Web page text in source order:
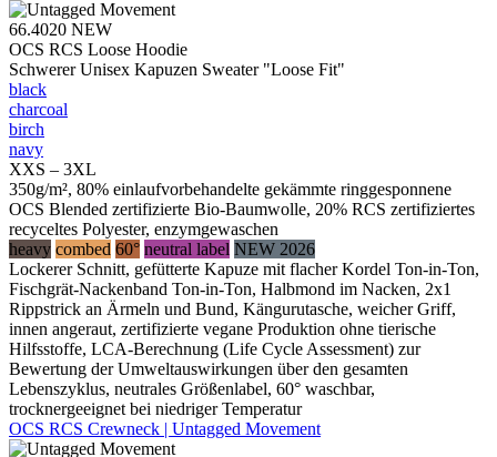
66.4020 NEW
OCS RCS Loose Hoodie
Schwerer Unisex Kapuzen Sweater "Loose Fit"
black
charcoal
birch
navy
XXS – 3XL
350g/m², 80% einlaufvorbehandelte gekämmte ringgesponnene
OCS Blended zertifizierte Bio-Baumwolle, 20% RCS zertifiziertes
recyceltes Polyester, enzymgewaschen
heavy combed 60° neutral label NEW 2026
Lockerer Schnitt, gefütterte Kapuze mit flacher Kordel Ton-in-Ton,
Fischgrät-Nackenband Ton-in-Ton, Halbmond im Nacken, 2x1
Rippstrick an Ärmeln und Bund, Kängurutasche, weicher Griff,
innen angeraut, zertifizierte vegane Produktion ohne tierische
Hilfsstoffe, LCA-Berechnung (Life Cycle Assessment) zur
Bewertung der Umweltauswirkungen über den gesamten
Lebenszyklus, neutrales Größenlabel, 60° waschbar,
trocknergeeignet bei niedriger Temperatur
OCS RCS Crewneck | Untagged Movement